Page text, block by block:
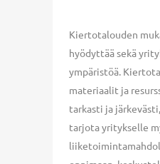
Kiertotalouden
hyödyttää sekä
ympäristöä.
materiaalit ja
tarkasti ja
tarjota yritykselle